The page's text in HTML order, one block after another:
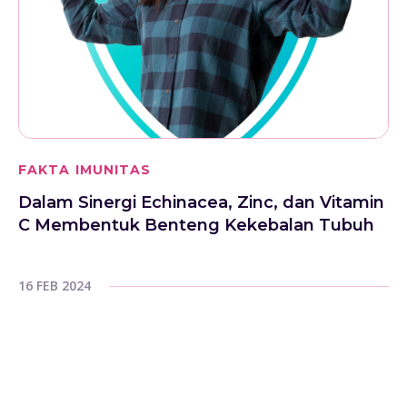
FAKTA IMUNITAS
Dalam Sinergi Echinacea, Zinc, dan Vitamin
C Membentuk Benteng Kekebalan Tubuh
16 FEB 2024